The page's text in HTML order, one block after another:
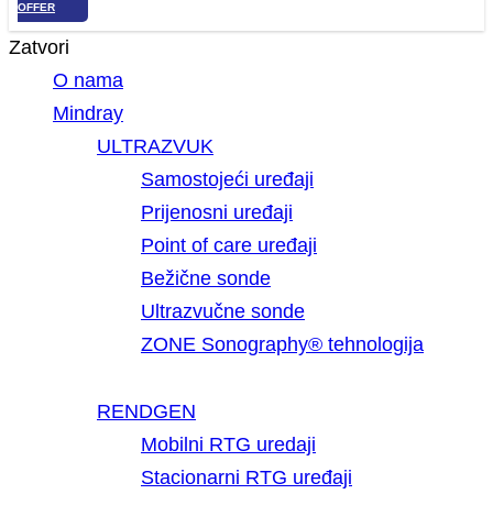
OFFER
Zatvori
O nama
Mindray
ULTRAZVUK
Samostojeći uređaji
Prijenosni uređaji
Point of care uređaji
Bežične sonde
Ultrazvučne sonde
ZONE Sonography® tehnologija
RENDGEN
Mobilni RTG uredaji
Stacionarni RTG uređaji